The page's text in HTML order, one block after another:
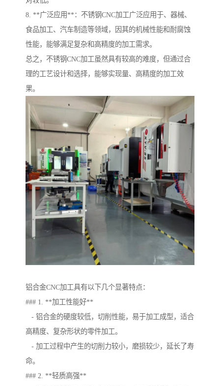
8. **广泛应用**：不锈钢CNC加工广泛应用于、器械、
食品加工、汽车制造等领域，因其的机械性能和耐腐蚀
性能，能够满足复杂和高精度的加工需求。
总之，不锈钢CNC加工虽然具有较高的难度，但通过合
理的工艺设计和选择，能够实现量、高精度的加工效
果。
铝合金CNC加工具有以下几个显著特点：
### 1. **加工性能好**
- 铝合金的硬度较低，切削性能，易于加工成型，适合
高精度、复杂形状的零件加工。
- 加工过程中产生的切削力较小，磨损较少，延长了寿
命。
### 2. **轻质高强**